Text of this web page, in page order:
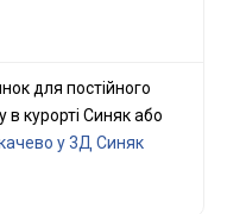
для постійного
курорті Синяк або
у 3Д Синяк